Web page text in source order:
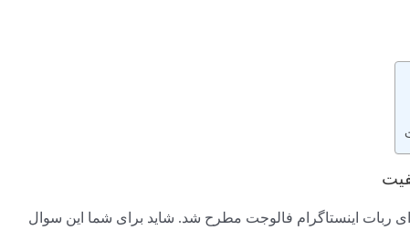
برای ربات اینستاگرام فالوجت مطرح شد. شاید برای شما این سوال